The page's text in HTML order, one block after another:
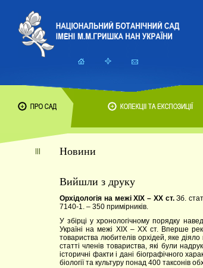
Новини
Вийшли з друку
Орхідологія на межі XIX – XX ст.Зб.
7140-1. – 350 примірників.
У збірці у хронологічному порядку
Україні на межі XIX – XX ст. Вперше
товариства любителів орхідей, яке діяло
статті членів товариства, які були
історичні факти і дані біографічного
біології та культуру понад 400 таксонів